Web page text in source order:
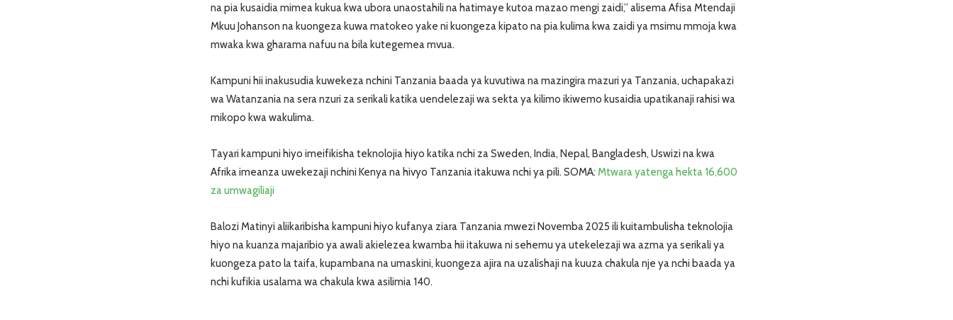
na pia kusaidia mimea kukua kwa ubora unaostahili na hatimaye kutoa mazao mengi zaidi,” alisema Afisa Mtendaji
Mkuu Johanson na kuongeza kuwa matokeo yake ni kuongeza kipato na pia kulima kwa zaidi ya msimu mmoja kwa
mwaka kwa gharama nafuu na bila kutegemea mvua.
Kampuni hii inakusudia kuwekeza nchini Tanzania baada ya kuvutiwa na mazingira mazuri ya Tanzania, uchapakazi
wa Watanzania na sera nzuri za serikali katika uendelezaji wa sekta ya kilimo ikiwemo kusaidia upatikanaji rahisi wa
mikopo kwa wakulima.
Tayari kampuni hiyo imeifikisha teknolojia hiyo katika nchi za Sweden, India, Nepal, Bangladesh, Uswizi na kwa
Afrika imeanza uwekezaji nchini Kenya na hivyo Tanzania itakuwa nchi ya pili. SOMA: Mtwara yatenga hekta 16,600
za umwagiliaji
Balozi Matinyi aliikaribisha kampuni hiyo kufanya ziara Tanzania mwezi Novemba 2025 ili kuitambulisha teknolojia
hiyo na kuanza majaribio ya awali akielezea kwamba hii itakuwa ni sehemu ya utekelezaji wa azma ya serikali ya
kuongeza pato la taifa, kupambana na umaskini, kuongeza ajira na uzalishaji na kuuza chakula nje ya nchi baada ya
nchi kufikia usalama wa chakula kwa asilimia 140.